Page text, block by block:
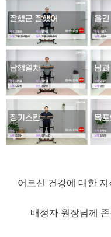
어르신 건강에 대한
배정자 원장님께